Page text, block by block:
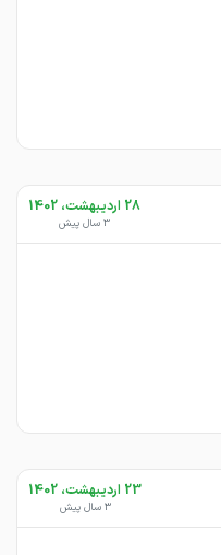
28 اردیبهشت، 1402
3 سال پیش
23 اردیبهشت، 1402
3 سال پیش